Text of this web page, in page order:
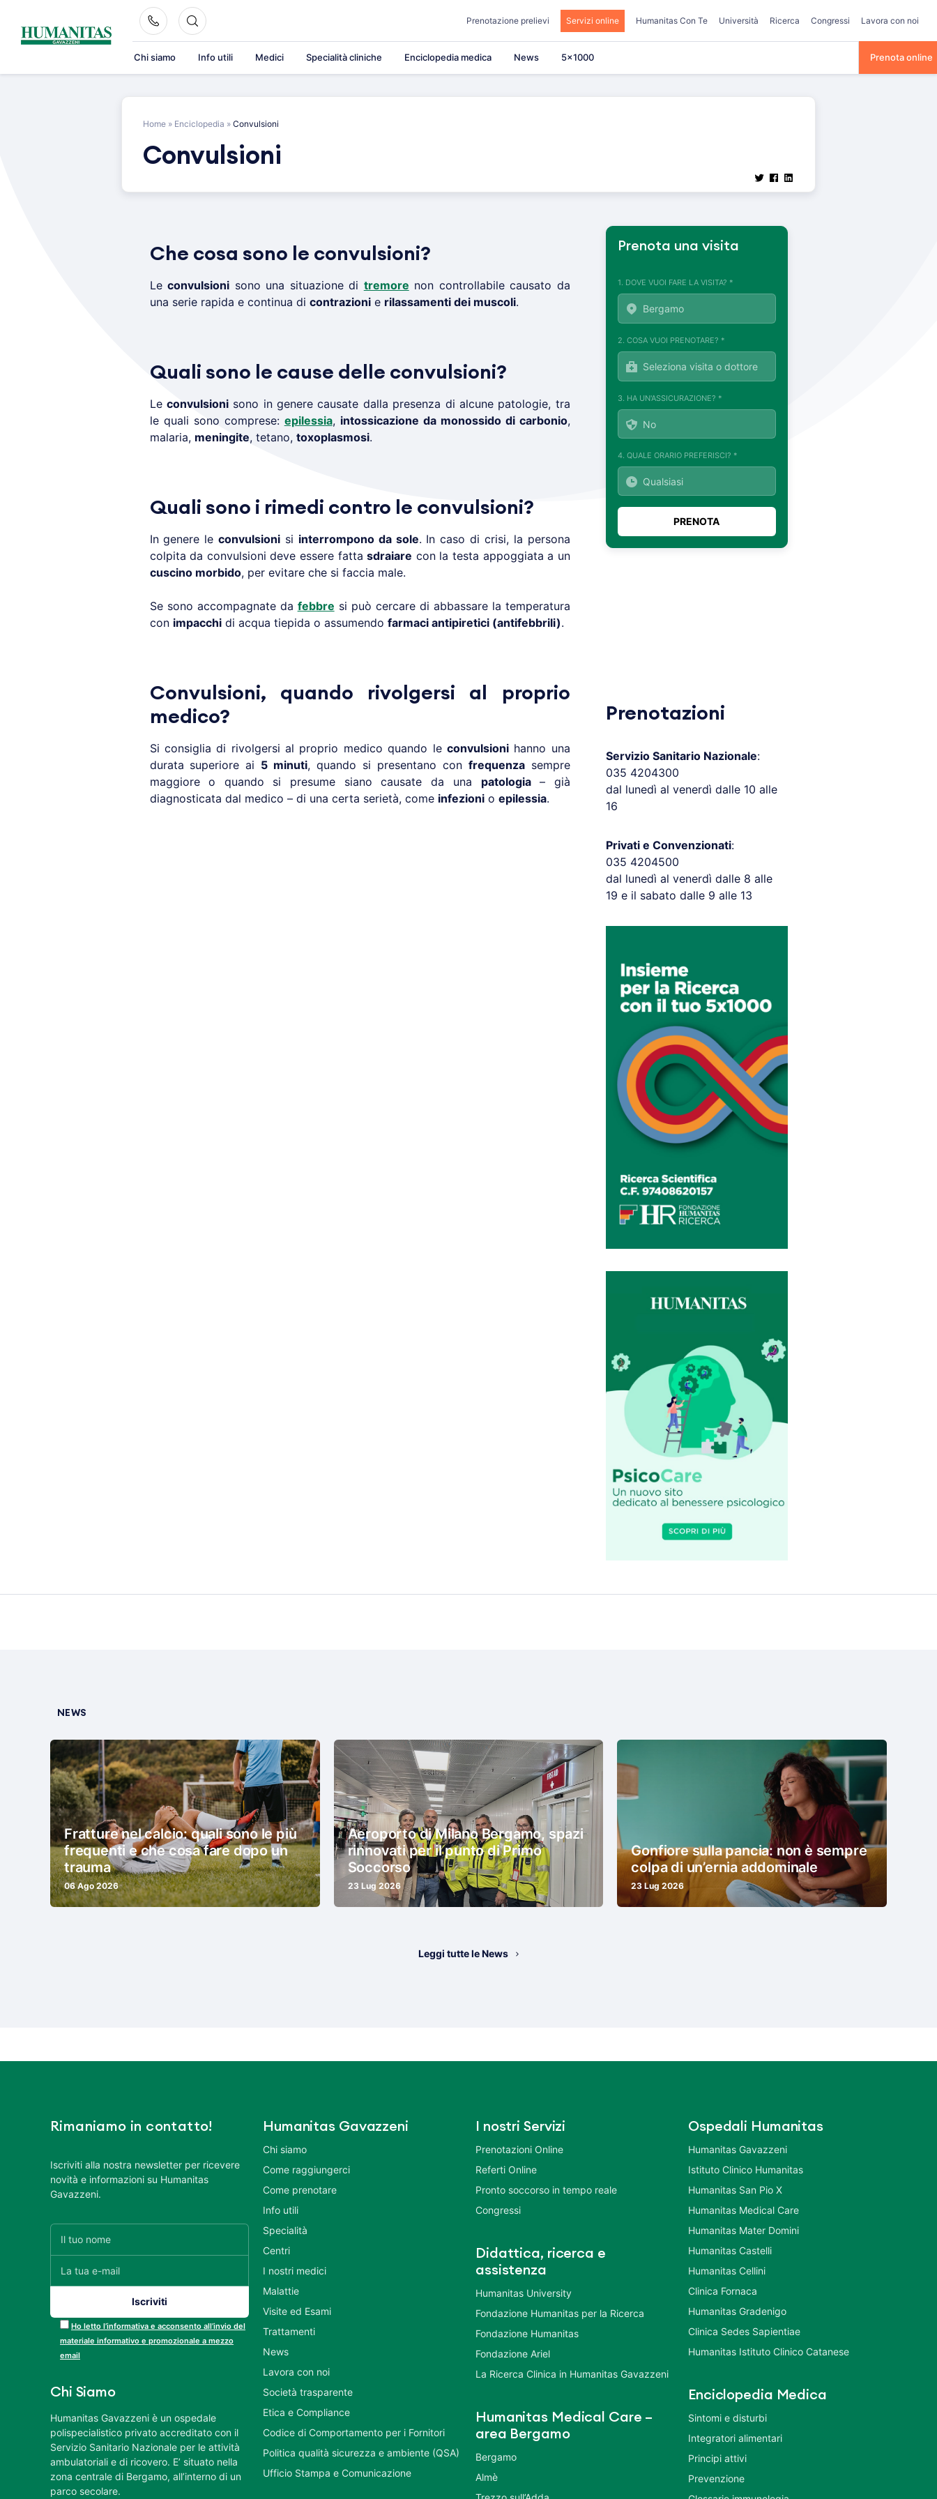
content
Prenotazione prelievi Servizi online Humanitas Con Te Università Ricerca Congressi Lavora con noi
Chi siamo Info utili Medici Specialità cliniche Enciclopedia medica News 5×1000 Prenota online
Home » Enciclopedia » Convulsioni
Convulsioni
Che cosa sono le convulsioni?
Leconvulsioni sono una situazione di tremore non controllabile causato da
una serie rapida e continua di contrazionie rilassamenti dei muscoli.
Quali sono le cause delle convulsioni?
Le convulsionisono in genere causate dalla presenza di alcune patologie, tra
le quali sono comprese: epilessia, intossicazione da monossido di carbonio,
malaria, meningite, tetano, toxoplasmosi.
Quali sono i rimedi contro le convulsioni?
In genere leconvulsioni si interrompono da sole. In caso di crisi, la persona
colpita da convulsioni deve essere fattasdraiare con la testa appoggiata a un
cuscino morbido, per evitare che si faccia male.
Se sono accompagnate da febbre si può cercare di abbassare la temperatura
con impacchidi acqua tiepida o assumendo farmaci antipiretici (antifebbrili).
Convulsioni, quando rivolgersi al proprio
medico?
Si consiglia di rivolgersi al proprio medico quando leconvulsioni hanno una
durata superiore ai 5 minuti, quando si presentano con frequenzasempre
maggiore o quando si presume siano causate da una patologia– già
diagnosticata dal medico – di una certa serietà, come infezionio epilessia.
Prenota una visita
1. DOVE VUOI FARE LA VISITA? *
2. COSA VUOI PRENOTARE? *
3. HA UN'ASSICURAZIONE? *
4. QUALE ORARIO PREFERISCI? *
Prenotazioni
Servizio Sanitario Nazionale:
035 4204300
dal lunedì al venerdì dalle 10 alle
16
Privati e Convenzionati:
035 4204500
dal lunedì al venerdì dalle 8 alle
19 e il sabato dalle 9 alle 13
NEWS
Fratture nel calcio: quali sono le più
frequenti e che cosa fare dopo un
trauma
06 Ago 2026
Aeroporto di Milano Bergamo, spazi
rinnovati per il punto di Primo
Soccorso
23 Lug 2026
Gonfiore sulla pancia: non è sempre
colpa di un’ernia addominale
23 Lug 2026
Leggi tutte le News
Rimaniamo in contatto!
Iscriviti alla nostra newsletter per ricevere
novità e informazioni su Humanitas
Gavazzeni.
Ho letto l’informativa e acconsento all’invio del
materiale informativo e promozionale a mezzo
email
Chi Siamo
Humanitas Gavazzeni è un ospedale
polispecialistico privato accreditato con il
Servizio Sanitario Nazionale per le attività
ambulatoriali e di ricovero. E’ situato nella
zona centrale di Bergamo, all’interno di un
parco secolare.
Humanitas Gavazzeni
Chi siamo
Come raggiungerci
Come prenotare
Info utili
Specialità
Centri
I nostri medici
Malattie
Visite ed Esami
Trattamenti
News
Lavora con noi
Società trasparente
Etica e Compliance
Codice di Comportamento per i Fornitori
Politica qualità sicurezza e ambiente (QSA)
Ufficio Stampa e Comunicazione
I nostri Servizi
Prenotazioni Online
Referti Online
Pronto soccorso in tempo reale
Congressi
Didattica, ricerca e
assistenza
Humanitas University
Fondazione Humanitas per la Ricerca
Fondazione Humanitas
Fondazione Ariel
La Ricerca Clinica in Humanitas Gavazzeni
Humanitas Medical Care –
area Bergamo
Bergamo
Almè
Ospedali Humanitas
Humanitas Gavazzeni
Istituto Clinico Humanitas
Humanitas San Pio X
Humanitas Medical Care
Humanitas Mater Domini
Humanitas Castelli
Humanitas Cellini
Clinica Fornaca
Humanitas Gradenigo
Clinica Sedes Sapientiae
Humanitas Istituto Clinico Catanese
Enciclopedia Medica
Sintomi e disturbi
Integratori alimentari
Principi attivi
Prevenzione